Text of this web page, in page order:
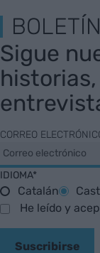
BOLETÍN
Sigue
CORREO
IDIOMA*
Catalán
He leído y
Suscribirse